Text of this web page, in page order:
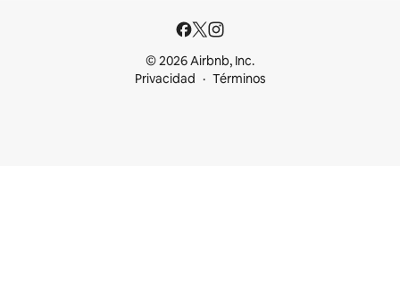
© 2026 Airbnb, Inc.
Privacidad
Términos